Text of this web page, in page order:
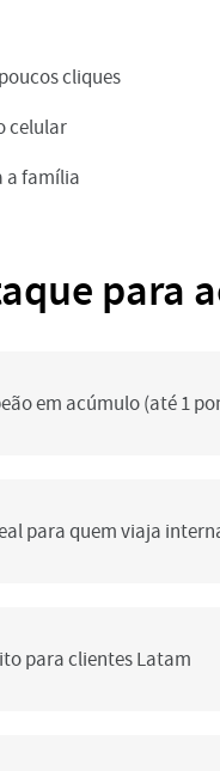
cliques
celular
a família
para
em acúmulo (até 1
para quem viaja
para clientes Latam